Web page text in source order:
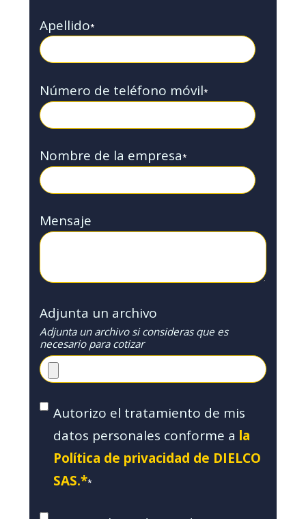
Apellido*
Número de teléfono móvil*
Nombre de la empresa*
Mensaje
Adjunta un archivo
Adjunta un archivo si consideras que es
necesario para cotizar
Autorizo el tratamiento de mis
datos personales conforme a la
Política de privacidad de DIELCO
SAS.**